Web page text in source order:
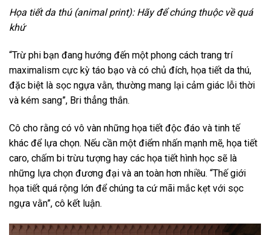
Họa tiết da thú (animal print): Hãy để chúng thuộc về quá
khứ
“Trừ phi bạn đang hướng đến một phong cách trang trí
maximalism cực kỳ táo bạo và có chủ đích, họa tiết da thú,
đặc biệt là sọc ngựa vằn, thường mang lại cảm giác lỗi thời
và kém sang”, Bri thẳng thắn.
Cô cho rằng có vô vàn những họa tiết độc đáo và tinh tế
khác để lựa chọn. Nếu cần một điểm nhấn mạnh mẽ, họa tiết
caro, chấm bi trừu tượng hay các họa tiết hình học sẽ là
những lựa chọn đương đại và an toàn hơn nhiều. “Thế giới
họa tiết quá rộng lớn để chúng ta cứ mãi mắc kẹt với sọc
ngựa vằn”, cô kết luận.